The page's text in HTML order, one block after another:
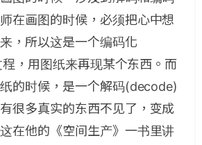
在画图的时候，必须把心中想
，所以这是一个编码化
程，用图纸来再现某个东西。而
的时候，是一个解码(decode)
很多真实的东西不见了，变成
在他的《空间生产》一书里讲